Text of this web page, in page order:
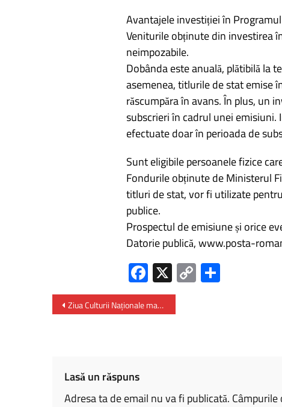
Avantajele investiției în Programul
Veniturile obținute din investirea
neimpozabile.
Dobânda este anuală, plătibilă la
asemenea, titlurile de stat emise
răscumpăra în avans. În plus, un
subscrieri în cadrul unei
efectuate doar în perioada de
Sunt eligibile persoanele fizice
Fondurile obținute de Ministerul
titluri de stat, vor fi utilizate
publice.
Prospectul de emisiune și orice
Datorie publică, www.posta-
Fa
ce
b
X C
o
P
Ziua Culturii Naționale marchează în acest an 175 de ani de la nașterea lui Mihai Eminescu
Lasă un răspuns
Adresa ta de email nu va fi publicată.